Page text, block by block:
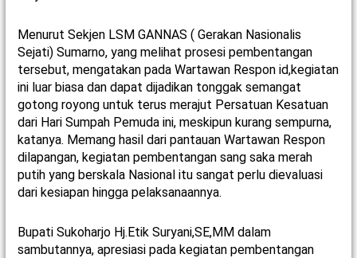
Menurut Sekjen LSM GANNAS ( Gerakan Nasionalis
Sejati) Sumarno, yang melihat prosesi pembentangan
tersebut, mengatakan pada Wartawan Respon id,kegiatan
ini luar biasa dan dapat dijadikan tonggak semangat
gotong royong untuk terus merajut Persatuan Kesatuan
dari Hari Sumpah Pemuda ini, meskipun kurang sempurna,
katanya. Memang hasil dari pantauan Wartawan Respon
dilapangan, kegiatan pembentangan sang saka merah
putih yang berskala Nasional itu sangat perlu dievaluasi
dari kesiapan hingga pelaksanaannya.
Bupati Sukoharjo Hj.Etik Suryani,SE,MM dalam
sambutannya, apresiasi pada kegiatan pembentangan